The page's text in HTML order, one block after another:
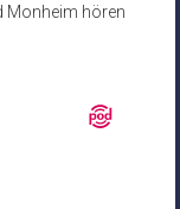
Monheim hören